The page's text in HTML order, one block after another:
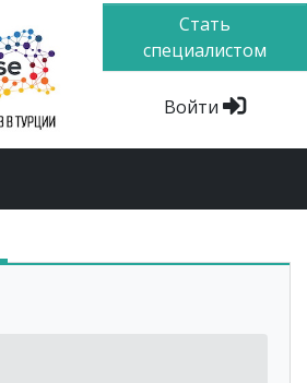
Стать
специалистом
Войти